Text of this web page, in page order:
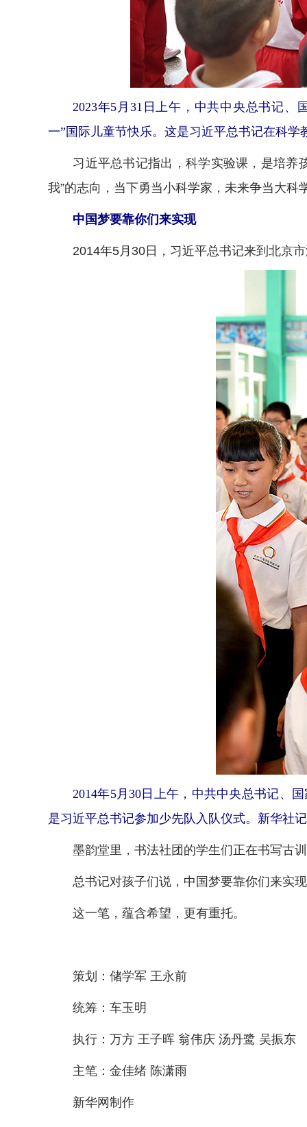
2023年5月31日上午，中共中央总书记、
一”国际儿童节快乐。这是习近平总书记在科
习近平总书记指出，科学实验课，是培养孩
我”的志向，当下勇当小科学家，未来争当大
中国梦要靠你们来实现
2014年5月30日，习近平总书记来到北京市
2014年5月30日上午，中共中央总书记、
是习近平总书记参加少先队入队仪式。新华社
墨韵堂里，书法社团的学生们正在书写古训
总书记对孩子们说，中国梦要靠你们来实现
这一笔，蕴含希望，更有重托。
策划：储学军 王永前
统筹：车玉明
执行：万方 王子晖 翁伟庆 汤丹鹭 吴振东
主笔：金佳绪 陈潇雨
新华网制作